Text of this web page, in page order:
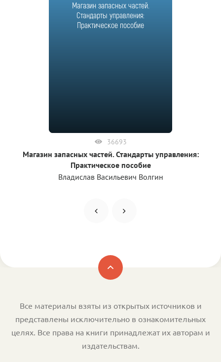
Магазин запасных частей.
Стандарты управления:
Практическое пособие
36693
Магазин запасных частей. Стандарты управления:
Практическое пособие
Владислав Васильевич Волгин
Все материалы взяты из открытых источников и
представлены исключительно в ознакомительных
целях. Все права на книги принадлежат их авторам и
издательствам.